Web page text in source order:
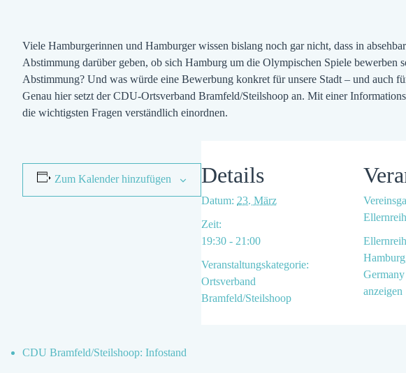
Viele Hamburgerinnen und Hamburger wissen bislang noch gar nicht, dass in
Abstimmung darüber geben, ob sich Hamburg um die Olympischen Spiele bewerben
Abstimmung? Und was würde eine Bewerbung konkret für unsere Stadt – und auch
Genau hier setzt der CDU-Ortsverband Bramfeld/Steilshoop an. Mit einer
die wichtigsten Fragen verständlich einordnen.
Zum Kalender hinzufügen Details
Datum: 23. März
Zeit:
19:30 - 21:00
Veranstaltungskategorie:
Ortsverband
Bramfeld/Steilshoop
Hamburg
Germany
anzeigen
CDU Bramfeld/Steilshoop: Infostand